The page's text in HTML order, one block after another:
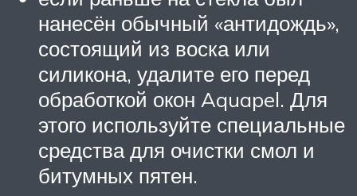
нанесён обычный «антидождь»,
состоящий из воска или
силикона, удалите его перед
обработкой окон Aquapel. Для
этого используйте специальные
средства для очистки смол и
битумных пятен.